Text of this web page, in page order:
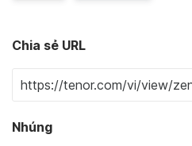
Chia sẻ URL
Nhúng